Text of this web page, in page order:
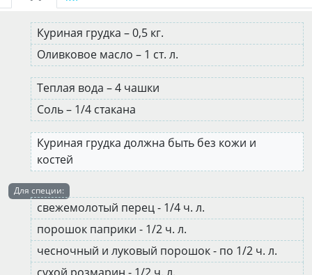
Куриная грудка – 0,5 кг.
Оливковое масло – 1 ст. л.
Теплая вода – 4 чашки
Соль – 1/4 стакана
Куриная грудка должна быть без кожи и
костей
Для специи:
свежемолотый перец - 1/4 ч. л.
порошок паприки - 1/2 ч. л.
чесночный и луковый порошок - по 1/2 ч. л.